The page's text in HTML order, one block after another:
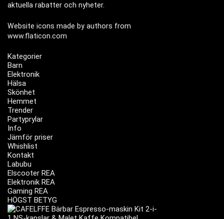
aktuella rabatter och nyheter.
Website icons made by authors from
www.flaticon.com
Kategorier
Barn
Elektronik
Hälsa
Skönhet
Hemmet
Trender
Partyprylar
Info
Jämför priser
Whishlist
Kontakt
Labubu
Elscooter REA
Elektronik REA
Gaming REA
HÖGST BETYG